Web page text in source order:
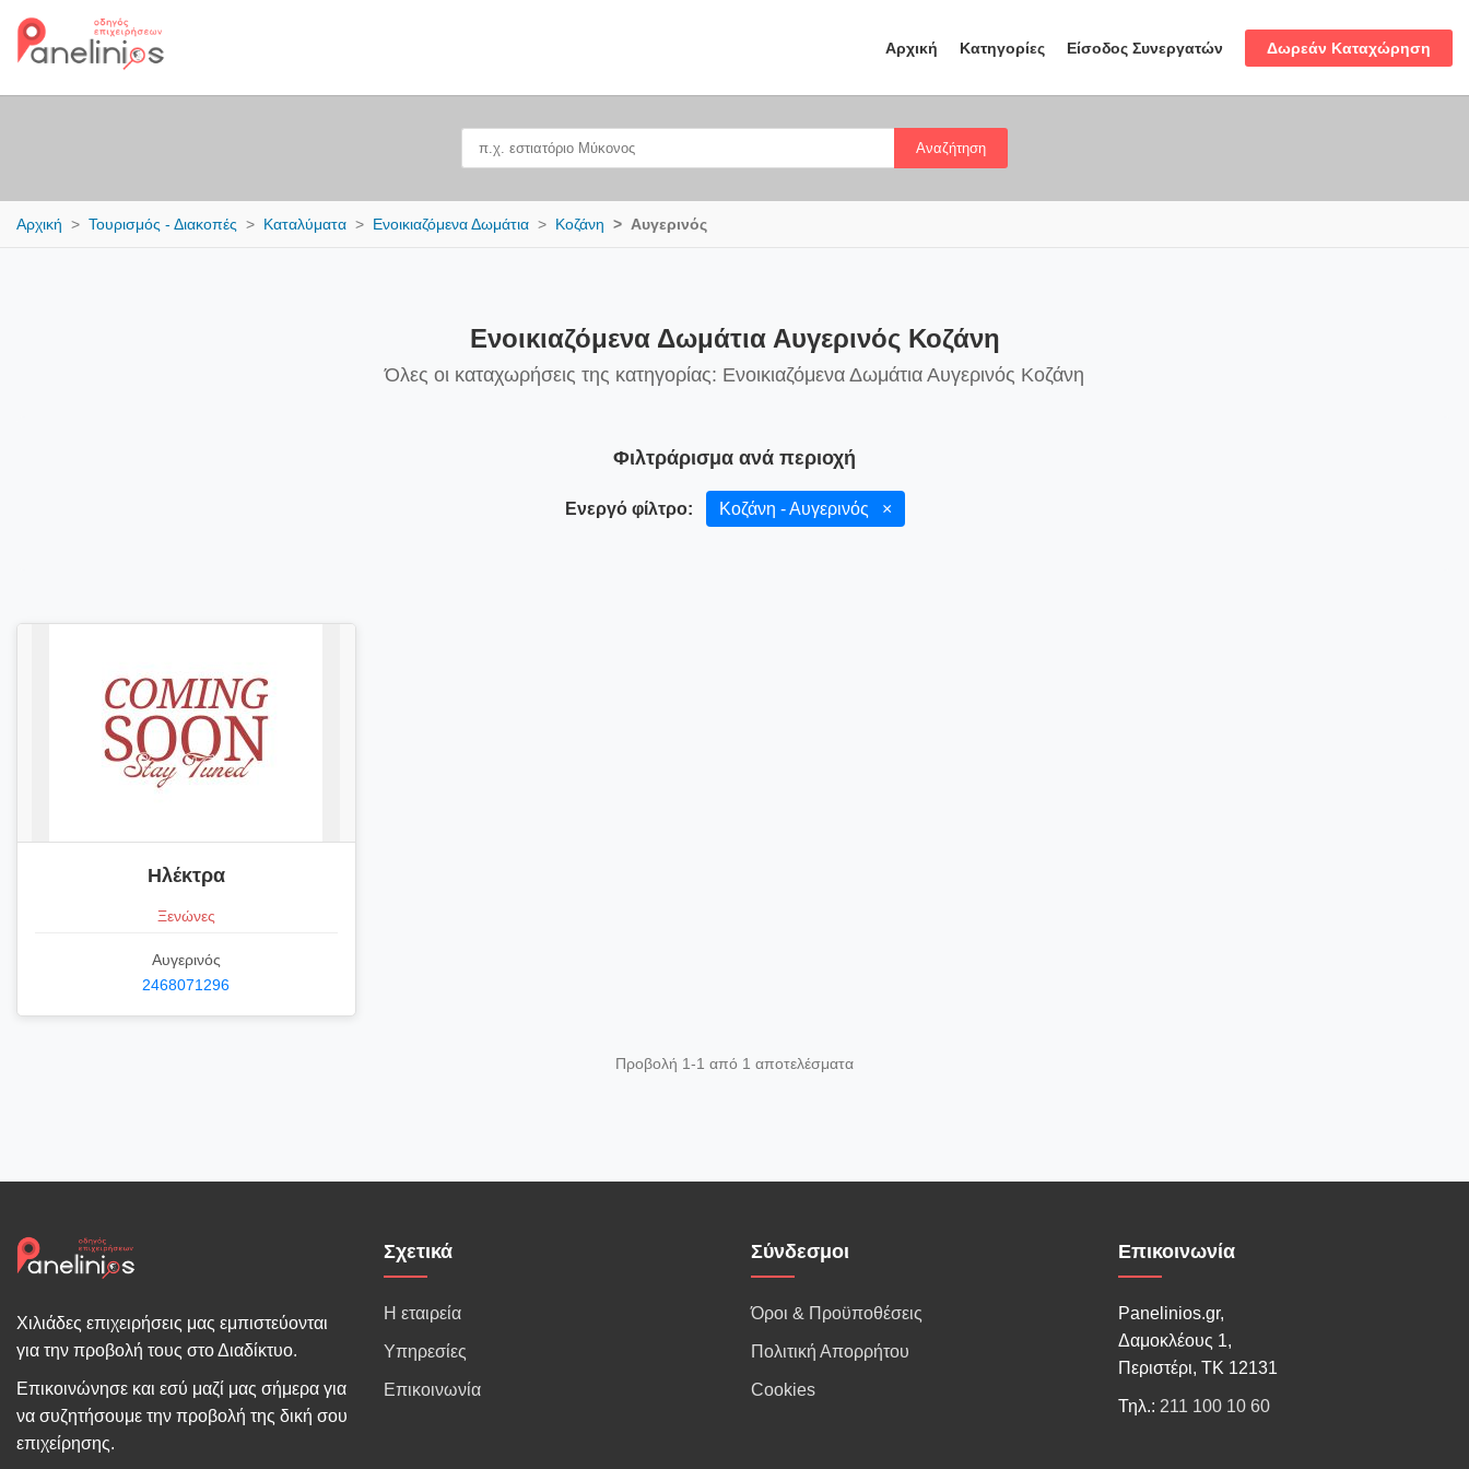
Αρχική Κατηγορίες Είσοδος Συνεργατών Δωρεάν Καταχώρηση
Αναζήτηση
Αρχική Τουρισμός - Διακοπές Καταλύματα Ενοικιαζόμενα Δωμάτια Κοζάνη Αυγερινός
Ενοικιαζόμενα Δωμάτια Αυγερινός Κοζάνη
Όλες οι καταχωρήσεις της κατηγορίας: Ενοικιαζόμενα Δωμάτια Αυγερινός Κοζάνη
Φιλτράρισμα ανά περιοχή
Ενεργό φίλτρο: Κοζάνη - Αυγερινός ×
Ηλέκτρα
Ξενώνες
Αυγερινός
2468071296
Προβολή 1-1 από 1 αποτελέσματα
Χιλιάδες επιχειρήσεις μας εμπιστεύονται
για την προβολή τους στο Διαδίκτυο.
Επικοινώνησε και εσύ μαζί μας σήμερα για
να συζητήσουμε την προβολή της δική σου
επιχείρησης.
Σχετικά
Η εταιρεία
Υπηρεσίες
Επικοινωνία
Σύνδεσμοι
Όροι & Προϋποθέσεις
Πολιτική Απορρήτου
Cookies
Επικοινωνία
Panelinios.gr,
Δαμοκλέους 1,
Περιστέρι, ΤΚ 12131
Τηλ.: 211 100 10 60